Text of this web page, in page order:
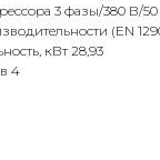
3 фазы/380 В/50
(EN
кВт 28,93
4